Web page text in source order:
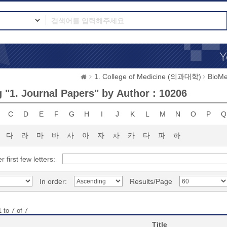
1. College of Medicine (의과대학)
"1. Journal Papers" by Author : 10206
C D E F G H I J K L M N O P Q
다 라 마 바 사 아 자 차 카 타 파 하
first few letters:
In order: Results/Page
to 7 of 7
Title